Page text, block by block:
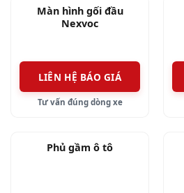
Màn hình gối đầu
Nexvoc
LIÊN HỆ BÁO GIÁ
Tư vấn đúng dòng xe
Phủ gầm ô tô